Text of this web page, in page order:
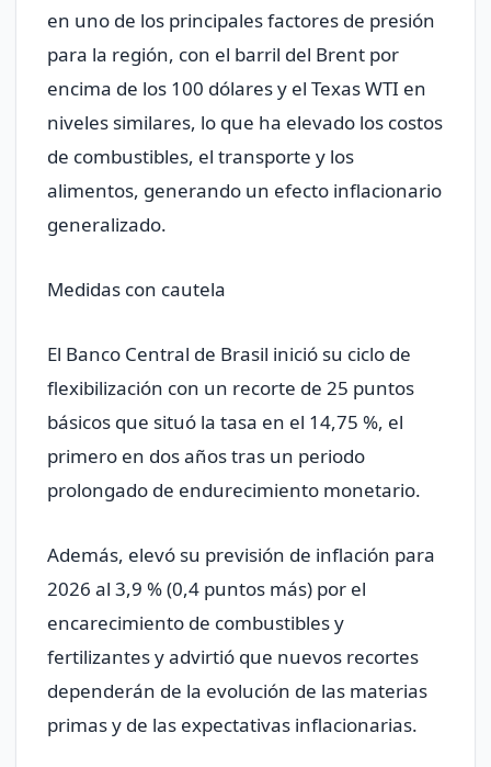
en uno de los principales factores de presión
para la región, con el barril del Brent por
encima de los 100 dólares y el Texas WTI en
niveles similares, lo que ha elevado los costos
de combustibles, el transporte y los
alimentos, generando un efecto inflacionario
generalizado.
Medidas con cautela
El Banco Central de Brasil inició su ciclo de
flexibilización con un recorte de 25 puntos
básicos que situó la tasa en el 14,75 %, el
primero en dos años tras un periodo
prolongado de endurecimiento monetario.
Además, elevó su previsión de inflación para
2026 al 3,9 % (0,4 puntos más) por el
encarecimiento de combustibles y
fertilizantes y advirtió que nuevos recortes
dependerán de la evolución de las materias
primas y de las expectativas inflacionarias.